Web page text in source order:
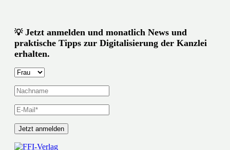
💡Jetzt anmelden und monatlich News und
praktische Tipps zur Digitalisierung der Kanzlei
erhalten.